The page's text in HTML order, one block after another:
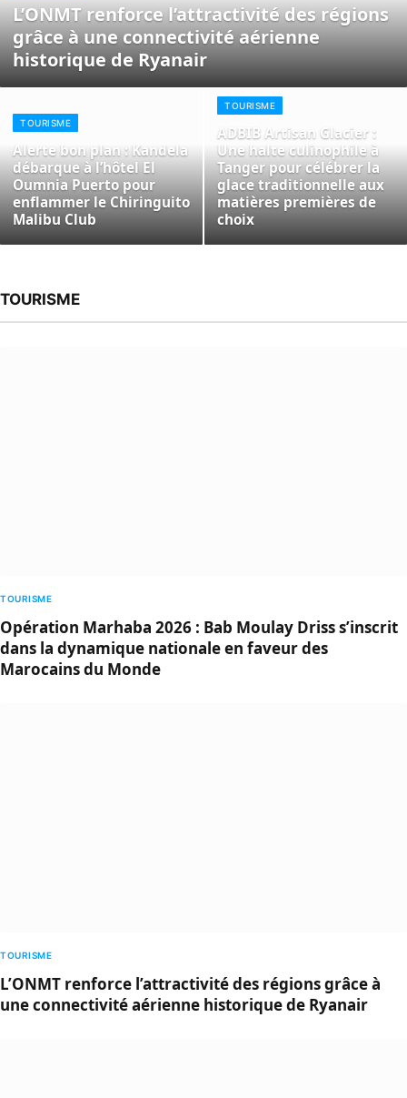
L’ONMT renforce l’attractivité des régions
grâce à une connectivité aérienne
historique de Ryanair
TOURISME
Alerte bon plan : Kandela
débarque à l’hôtel El
Oumnia Puerto pour
enflammer le Chiringuito
Malibu Club
TOURISME
ADBIB Artisan Glacier :
Une halte culinophile à
Tanger pour célébrer la
glace traditionnelle aux
matières premières de
choix
TOURISME
TOURISME
Opération Marhaba 2026 : Bab Moulay Driss s’inscrit
dans la dynamique nationale en faveur des
Marocains du Monde
TOURISME
L’ONMT renforce l’attractivité des régions grâce à
une connectivité aérienne historique de Ryanair